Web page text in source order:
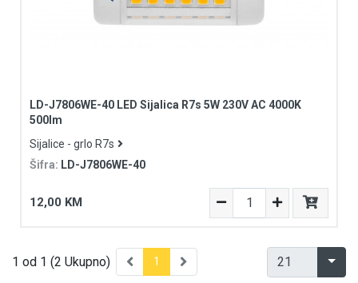
LD-J7806WE-40 LED Sijalica R7s 5W 230V AC 4000K
500lm
Sijalice - grlo R7s
Šifra: LD-J7806WE-40
12,00 KM
1 od 1 (2 Ukupno) 1